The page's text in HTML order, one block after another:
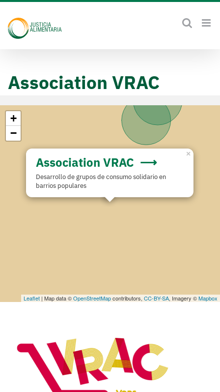
content
Association VRAC
Association VRAC
Desarrollo de grupos de consumo solidario en
barrios populares
×
+
−
Leaflet | Map data ©OpenStreetMapcontributors, CC-BY-SA, Imagery ©Mapbox